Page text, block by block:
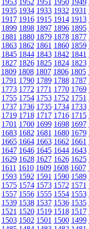
1953 1952 1951 1950 1949
1935 1934 1933 1932 1931
1917 1916 1915 1914 1913
1899 1898 1897 1896 1895
1881 1880 1879 1878 1877
1863 1862 1861 1860 1859
1845 1844 1843 1842 1841
1827 1826 1825 1824 1823
1809 1808 1807 1806 1805
1791 1790 1789 1788 1787
1773 1772 1771 1770 1769
1755 1754 1753 1752 1751
1737 1736 1735 1734 1733
1719 1718 1717 1716 1715
1701 1700 1699 1698 1697
1683 1682 1681 1680 1679
1665 1664 1663 1662 1661
1647 1646 1645 1644 1643
1629 1628 1627 1626 1625
1611 1610 1609 1608 1607
1593 1592 1591 1590 1589
1575 1574 1573 1572 1571
1557 1556 1555 1554 1553
1539 1538 1537 1536 1535
1521 1520 1519 1518 1517
1503 1502 1501 1500 1499